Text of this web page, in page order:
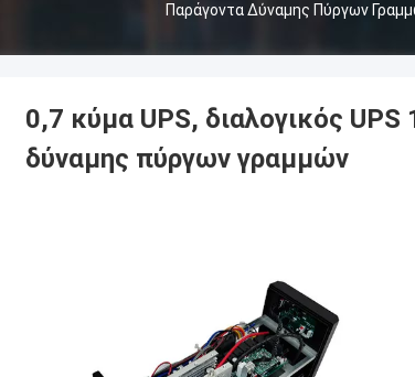
Παράγοντα Δύναμης Πύργων
0,7 κύμα UPS, διαλογικός
δύναμης πύργων γραμμών